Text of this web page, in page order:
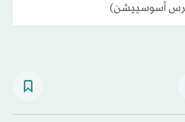
(برس أسوسييشن)